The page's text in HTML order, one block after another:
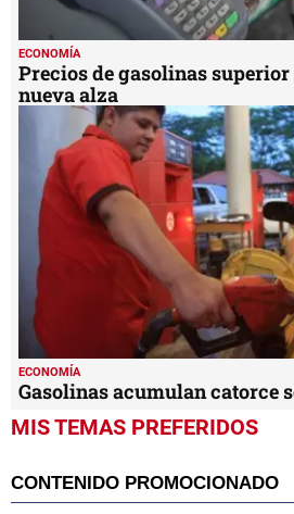
ECONOMÍA
Precios de gasolinas
nueva alza
ECONOMÍA
Gasolinas acumulan catorce
MIS TEMAS PREFERIDOS